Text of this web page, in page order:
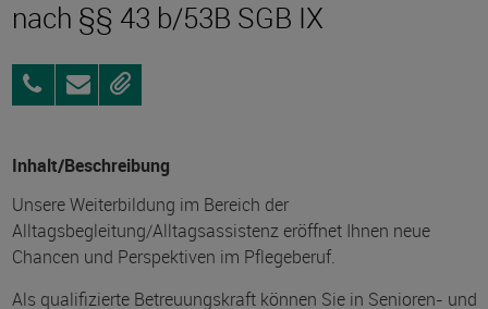
nach §§ 43 b/53B SGB IX
015146332290
AnfragenMerken
Inhalt/Beschreibung
Unsere Weiterbildung im Bereich der
Alltagsbegleitung/Alltagsassistenz eröffnet Ihnen neue
Chancen und Perspektiven im Pflegeberuf.
Als qualifizierte Betreuungskraft können Sie in Senioren- und